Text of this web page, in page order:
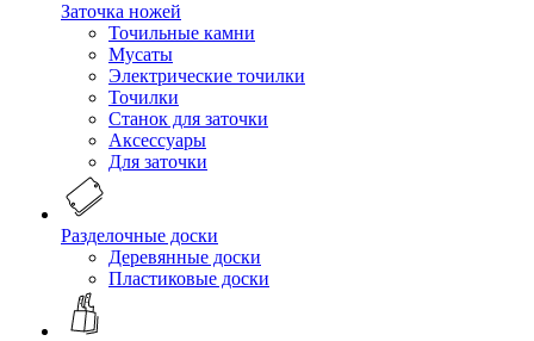
Заточка ножей
Точильные камни
Мусаты
Электрические точилки
Точилки
Станок для заточки
Аксессуары
Для заточки
Разделочные доски
Деревянные доски
Пластиковые доски